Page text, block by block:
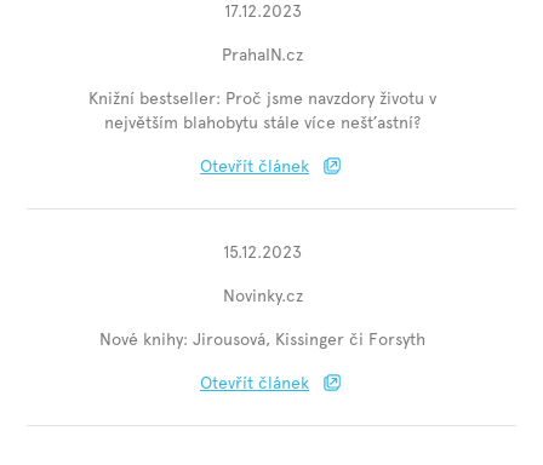
17.12.2023
PrahaIN.cz
Knižní bestseller: Proč jsme navzdory životu v
největším blahobytu stále více nešťastní?
Otevřít článek
15.12.2023
Novinky.cz
Nové knihy: Jirousová, Kissinger či Forsyth
Otevřít článek